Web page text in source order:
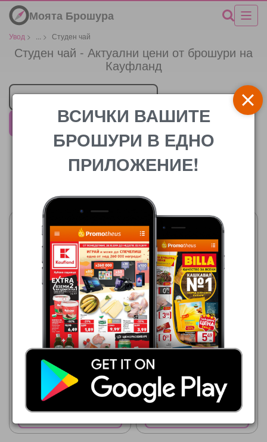
Моята Брошура
Увод > > Студен чай
Студен чай - Актуални цени от брошури на
Кауфланд
Търговец
Кауфланд
Кауфланд
10.08.2026 - 16.08.2026
0,40 €
Покажи брошурата
Кауфланд
03.08.2026 - 09.08.2026
0,50 €
BE Газирана напитка или
Студен чай
Покажи брошурата
ВСИЧКИ ВАШИТЕ
БРОШУРИ В ЕДНО
ПРИЛОЖЕНИЕ!